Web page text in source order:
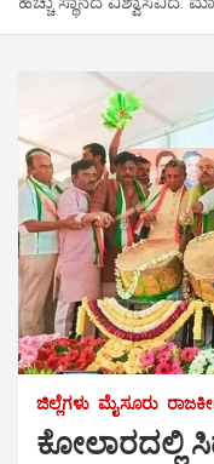
ಜಿಲ್ಲೆಗಳು ಮೈಸೂರು
ಕೋಲಾರದಲ್ಲಿ